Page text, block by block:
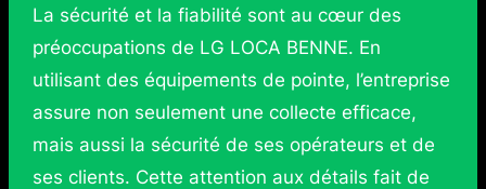
La sécurité et la fiabilité sont au cœur des
préoccupations de LG LOCA BENNE. En
utilisant des équipements de pointe, l’entreprise
assure non seulement une collecte efficace,
mais aussi la sécurité de ses opérateurs et de
ses clients. Cette attention aux détails fait de